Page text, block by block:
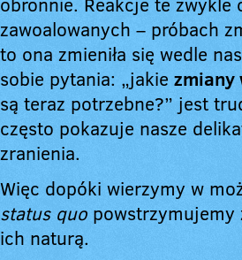
zawoalowanych – próbach
to ona zmieniła się wedle
sobie pytania: „jakie zmiany
są teraz potrzebne?” jest
często pokazuje nasze
zranienia.
Więc dopóki wierzymy w
status quo powstrzymujemy
ich naturą.